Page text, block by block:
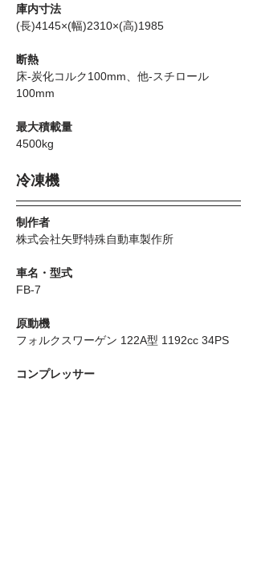
庫内寸法
(長)4145×(幅)2310×(高)1985
断熱
床-炭化コルク100mm、他-スチロール
100mm
最大積載量
4500kg
冷凍機
制作者
株式会社矢野特殊自動車製作所
車名・型式
FB-7
原動機
フォルクスワーゲン 122A型 1192cc 34PS
コンプレッサー